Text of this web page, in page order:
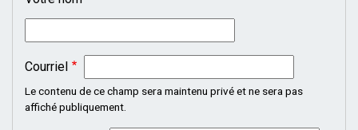
Courriel
Le contenu de ce champ sera maintenu privé et ne sera pas
affiché publiquement.